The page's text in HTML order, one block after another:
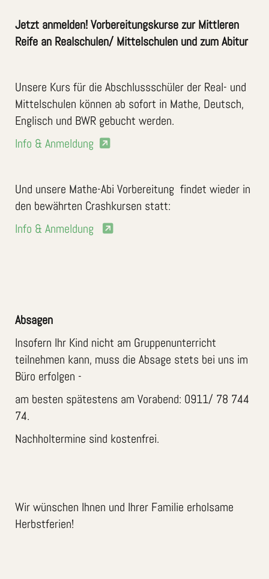
Jetzt anmelden! Vorbereitungskurse zur Mittleren
Reife an Realschulen/ Mittelschulen und zum Abitur
Unsere Kurs für die Abschlussschüler der Real- und
Mittelschulen können ab sofort in Mathe, Deutsch,
Englisch und BWR gebucht werden.
Info & Anmeldung
Und unsere Mathe-Abi Vorbereitung findet wieder in
den bewährten Crashkursen statt:
Info & Anmeldung
Absagen
Insofern Ihr Kind nicht am Gruppenunterricht
teilnehmen kann, muss die Absage stets bei uns im
Büro erfolgen -
am besten spätestens am Vorabend: 0911/ 78 744
74.
Nachholtermine sind kostenfrei.
Wir wünschen Ihnen und Ihrer Familie erholsame
Herbstferien!